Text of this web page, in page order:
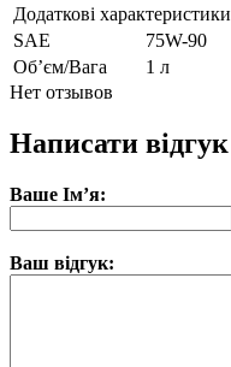
Додаткові характеристики
SAE
75W-90
Об’єм/Вага
1 л
Нет отзывов
Написати відгук
Ваше Ім’я:
Ваш відгук: